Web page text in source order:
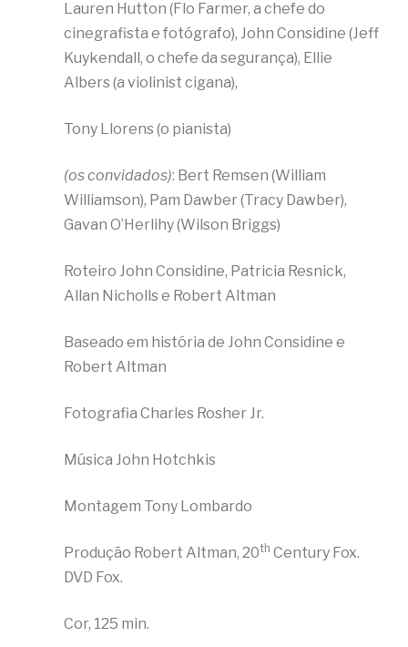
Lauren Hutton (Flo Farmer, a chefe do
cinegrafista e fotógrafo), John Considine (Jeff
Kuykendall, o chefe da segurança), Ellie
Albers (a violinist cigana),
Tony Llorens (o pianista)
(os convidados): Bert Remsen (William
Williamson), Pam Dawber (Tracy Dawber),
Gavan O’Herlihy (Wilson Briggs)
Roteiro John Considine, Patricia Resnick,
Allan Nicholls e Robert Altman
Baseado em história de John Considine e
Robert Altman
Fotografia Charles Rosher Jr.
Música John Hotchkis
Montagem Tony Lombardo
Produção Robert Altman, 20th Century Fox.
DVD Fox.
Cor, 125 min.